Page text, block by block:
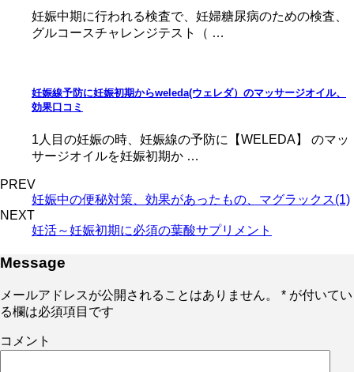
妊娠中期に行われる検査で、妊婦糖尿病のための検査、
グルコースチャレンジテスト（ …
妊娠線予防に妊娠初期からweleda(ウェレダ）のマッサージオイル、
効果口コミ
1人目の妊娠の時、妊娠線の予防に【WELEDA】 のマッ
サージオイルを妊娠初期か …
PREV
妊娠中の便秘対策、効果があったもの、マグラックス(1)
NEXT
妊活～妊娠初期に必須の葉酸サプリメント
Message
メールアドレスが公開されることはありません。 * が付いてい
る欄は必須項目です
コメント